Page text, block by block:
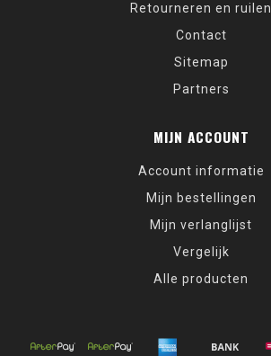
Retourneren en ruilen
Contact
Sitemap
Partners
MIJN ACCOUNT
Account informatie
Mijn bestellingen
Mijn verlanglijst
Vergelijk
Alle producten